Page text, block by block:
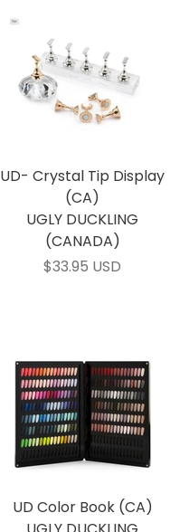
UD- Crystal Tip Display
(CA)
UGLY DUCKLING
(CANADA)
$33.95 USD
UD Color Book (CA)